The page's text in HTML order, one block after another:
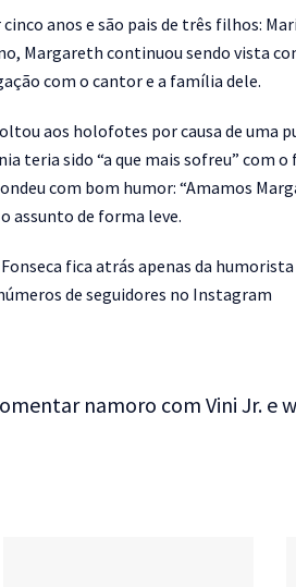
anos e são pais de três filhos:
Margareth continuou sendo vista
com o cantor e a família dele.
aos holofotes por causa de uma
teria sido “a que mais sofreu” com
com bom humor: “Amamos
assunto de forma leve.
fica atrás apenas da
de seguidores no Instagram
namoro com Vini Jr. e